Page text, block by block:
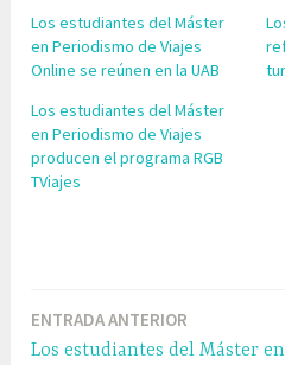
Los estudiantes del Máster
en Periodismo de Viajes
Online se reúnen en la UAB
Los estudiantes del Máster
en Periodismo de Viajes
producen el programa RGB
TViajes
Navegación
ENTRADA ANTERIOR
Los estudiantes del Máster